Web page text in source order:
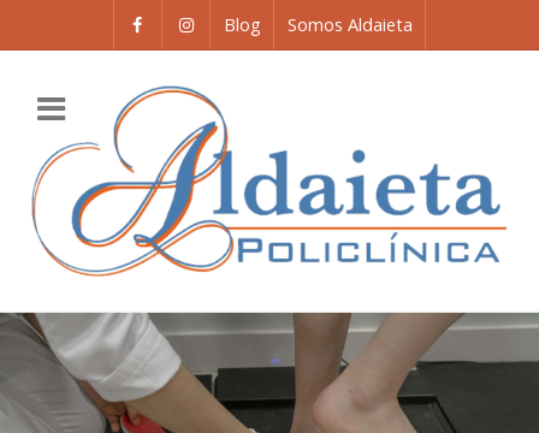
Blog Somos Aldaieta